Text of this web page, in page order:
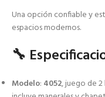
Una opción confiable y
espacios modernos.
🔧
Modelo: 4052, juego de